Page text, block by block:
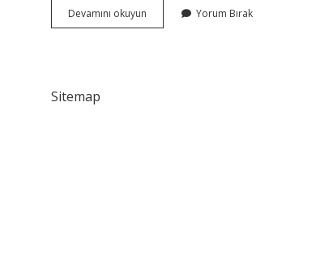
Devamını okuyun
Ne
Yorum Bırak
Sitemap